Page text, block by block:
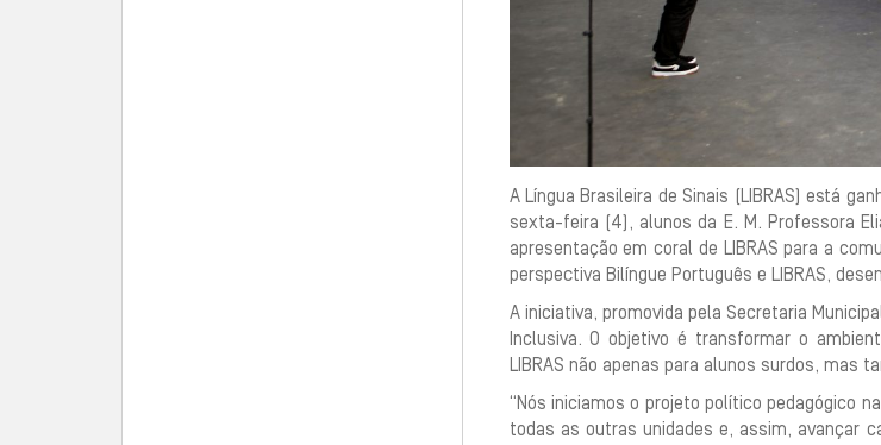
A Língua Brasileira de Sinais (LIBRAS) está
sexta-feira (4), alunos da E. M. Professora
apresentação em coral de LIBRAS para a
perspectiva Bilíngue Português e LIBRAS,
A iniciativa, promovida pela Secretaria
Inclusiva. O objetivo é transformar o
LIBRAS não apenas para alunos surdos, mas
“Nós iniciamos o projeto político pedagógico
todas as outras unidades e, assim, avançar